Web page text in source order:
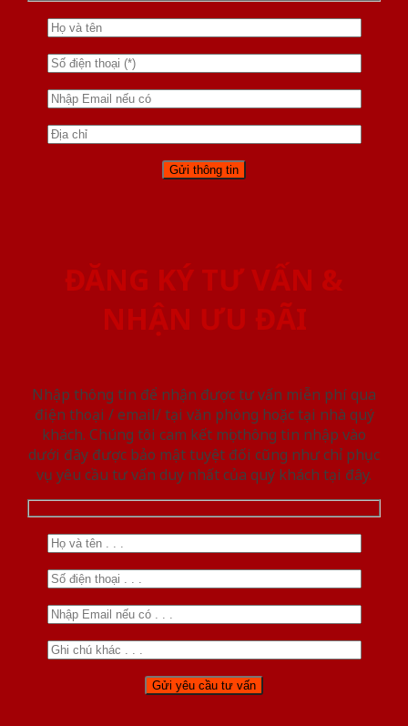
ĐĂNG KÝ TƯ VẤN &
NHẬN ƯU ĐÃI
Nhập thông tin để nhận được tư vấn miễn phí qua
điện thoại / email/ tại văn phòng hoặc tại nhà quý
khách. Chúng tôi cam kết mọi thông tin nhập vào
dưới đây được bảo mật tuyệt đối cũng như chỉ phục
vụ yêu cầu tư vấn duy nhất của quý khách tại đây.